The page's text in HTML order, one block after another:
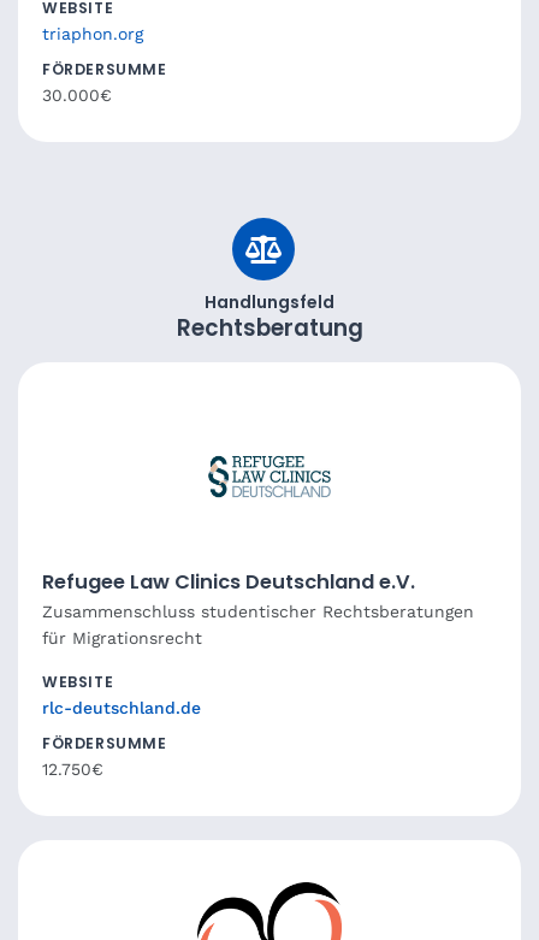
WEBSITE
triaphon.org
FÖRDERSUMME
30.000€
Handlungsfeld
Rechtsberatung
Refugee Law Clinics Deutschland e.V.
Zusammenschluss studentischer Rechtsberatungen
für Migrationsrecht
WEBSITE
rlc-deutschland.de
FÖRDERSUMME
12.750€